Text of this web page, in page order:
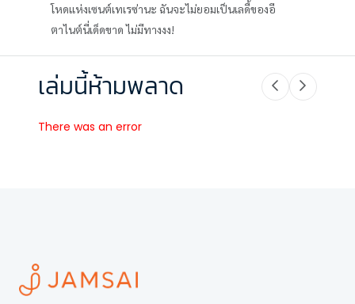
โหดแห่งเซนต์เทเรซ่านะ ฉันจะไม่ยอมเป็นเลดี้ของอี
ตาไนต์นี่เด็ดขาด ไม่มีทางงง!
เล่มนี้ห้ามพลาด
There was an error